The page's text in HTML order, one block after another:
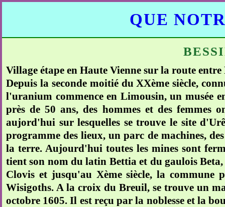
QUE
Village étape en Haute Vienne sur la route
Depuis la seconde moitié du XXème siècle,
l'uranium commence en Limousin, un musée
près de 50 ans, des hommes et des femmes
aujord'hui sur lesquelles se trouve le site
programme des lieux, un parc de machines,
la terre. Aujourd'hui toutes les mines sont
tient son nom du latin Bettia et du gaulois
Clovis et jusqu'au Xème siècle, la commune
Wisigoths. A la croix du Breuil, se trouve un
octobre 1605. Il est reçu par la noblesse et la